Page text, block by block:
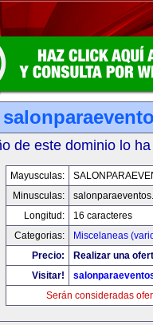
de este dominio lo
Mayusculas:
Minusculas:
Longitud:
16 caracteres
Categorias:
Miscelaneas
Precio:
Realizar una
Visitar!
Serán consideradas